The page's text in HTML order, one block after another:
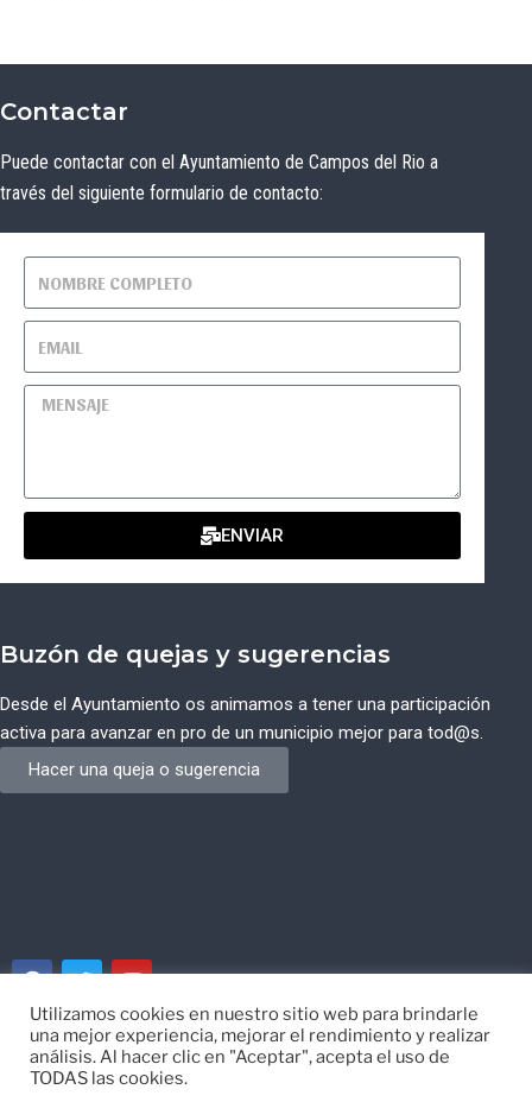
Contactar
Puede contactar con el Ayuntamiento de Campos del Rio a
través del siguiente formulario de contacto:
ENVIAR
Buzón de quejas y sugerencias
Desde el Ayuntamiento os animamos a tener una participación
activa para avanzar en pro de un municipio mejor para tod@s.
Hacer una queja o sugerencia
© Ayuntamiento de Campos del Río de Murcia
Utilizamos cookies en nuestro sitio web para brindarle
una mejor experiencia, mejorar el rendimiento y realizar
análisis. Al hacer clic en "Aceptar", acepta el uso de
TODAS las cookies.